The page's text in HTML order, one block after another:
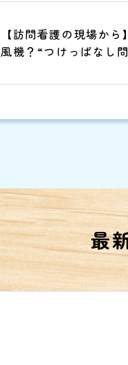
【訪問看護の現場か
風機？“つけっぱなし
最